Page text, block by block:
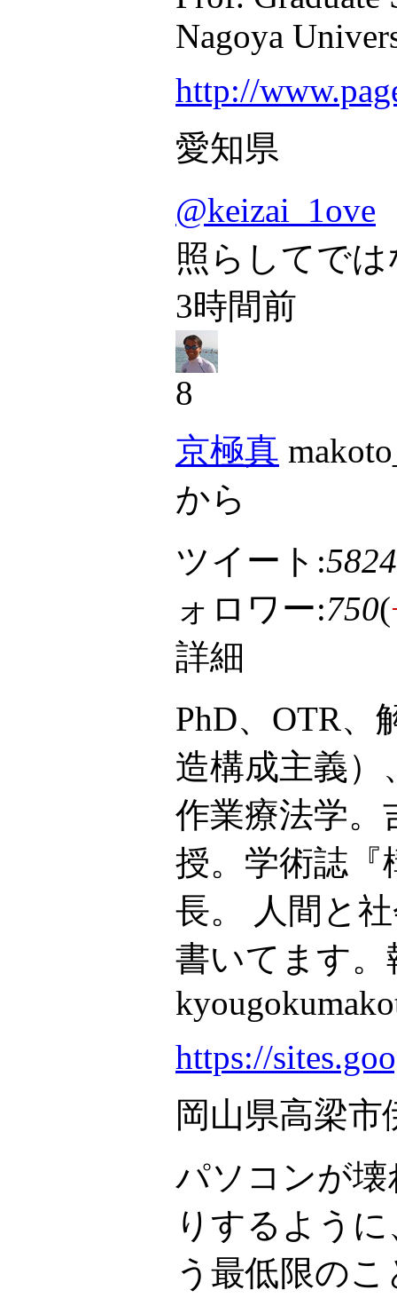
Nagoya
http://
愛知県
@keizai_1ove
照らしてで
3時間前
8
京極真
から
ツイート:5824
ォロワー:750(
詳細
PhD、OTR、
造構成主義）
作業療法学。
授。学術誌『
長。 人間と
書いてます
https://
岡山県高梁市
パソコンが
りするよう
う最低限の